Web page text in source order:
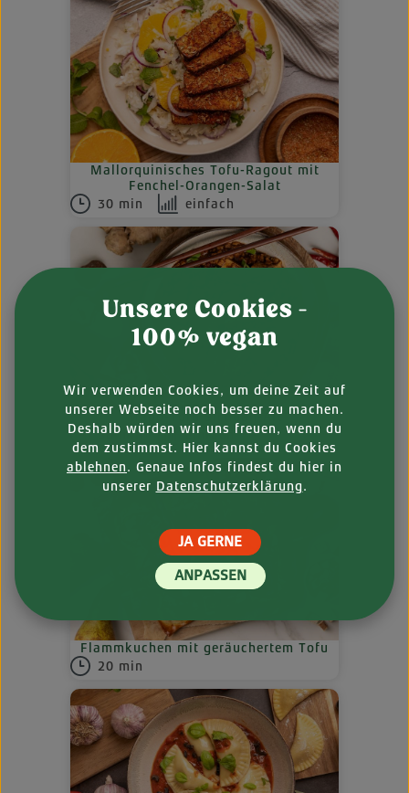
Mallorquinisches Tofu-Ragout mit
Fenchel-Orangen-Salat
30 min
einfach
Mapo-Tofu Sichuan-Art
30 min
einfach
Flammkuchen mit geräuchertem Tofu
20 min
Unsere Cookies -
100% vegan
Wir verwenden Cookies, um deine Zeit auf
unserer Webseite noch besser zu machen.
Deshalb würden wir uns freuen, wenn du
dem zustimmst. Hier kannst du Cookies
ablehnen. Genaue Infos findest du hier in
unserer Datenschutzerklärung.
ANPASSEN
JA GERNE